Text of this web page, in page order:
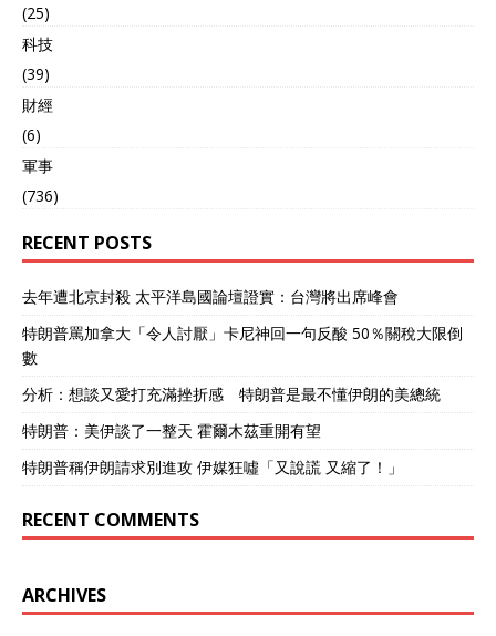
(25)
科技
(39)
財經
(6)
軍事
(736)
RECENT POSTS
去年遭北京封殺 太平洋島國論壇證實：台灣將出席峰會
特朗普罵加拿大「令人討厭」卡尼神回一句反酸 50％關稅大限倒
數
分析：想談又愛打充滿挫折感 特朗普是最不懂伊朗的美總統
特朗普：美伊談了一整天 霍爾木茲重開有望
特朗普稱伊朗請求別進攻 伊媒狂噓「又說謊 又縮了！」
RECENT COMMENTS
ARCHIVES